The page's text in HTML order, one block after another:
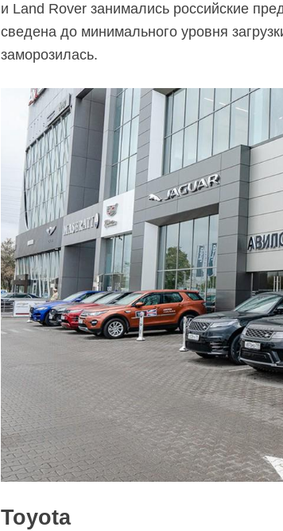
и Land Rover занимались российские
сведена до минимального уровня
заморозилась.
Toyota